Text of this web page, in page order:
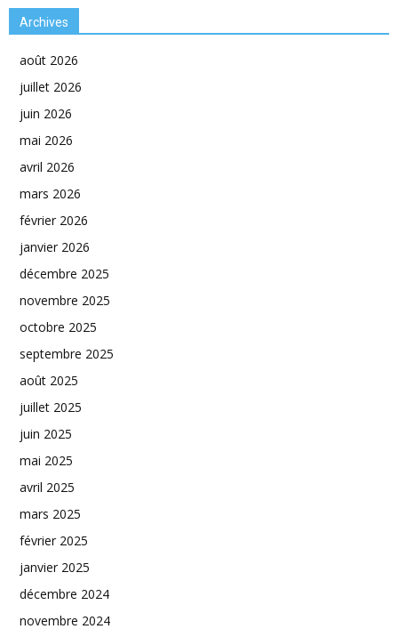
Archives
août 2026
juillet 2026
juin 2026
mai 2026
avril 2026
mars 2026
février 2026
janvier 2026
décembre 2025
novembre 2025
octobre 2025
septembre 2025
août 2025
juillet 2025
juin 2025
mai 2025
avril 2025
mars 2025
février 2025
janvier 2025
décembre 2024
novembre 2024